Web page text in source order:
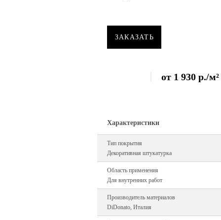
ЗАКАЗАТЬ
от 1 930 р./м²
Характеристики
Тип покрытия
Декоративная штукатурка
Область применения
Для внутренних работ
Производитель материалов
DiDonato, Италия